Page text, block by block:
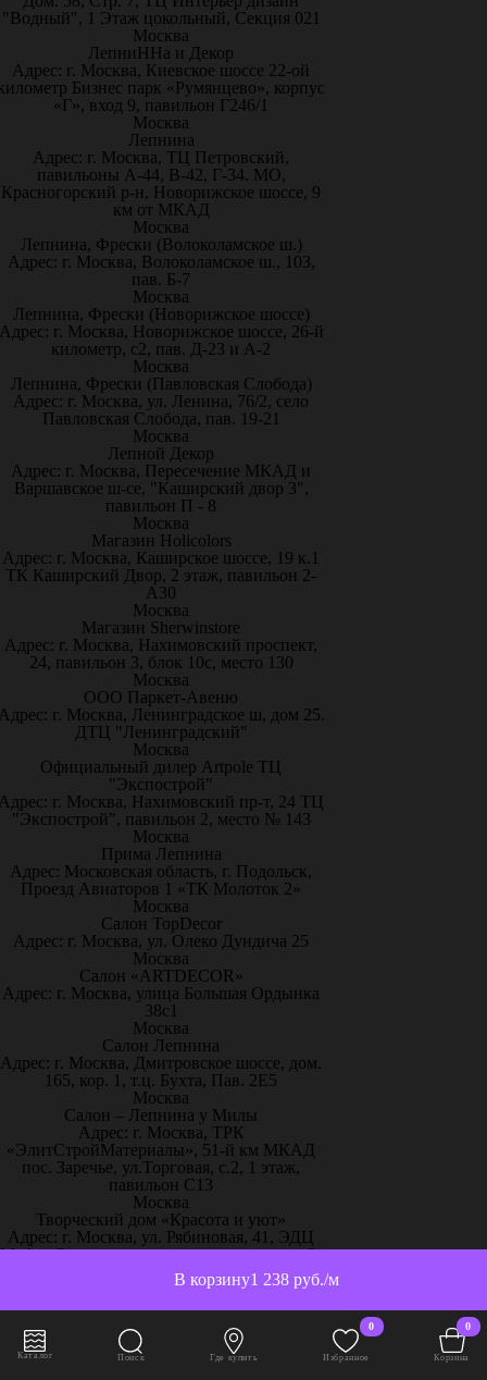
1 238 руб./м
В корзину
"Водный", 1 Этаж цокольный, Секция 021
Москва
ЛепниННа и Декор
Адрес: г. Москва, Киевское шоссе 22-ой
Бизнес парк «Румянцево», корпус
«Г», вход 9, павильон Г246/1
Москва
Лепнина
Адрес: г. Москва, ТЦ Петровский,
павильоны А-44, В-42, Г-34. МО,
Красногорский р-н, Новорижское шоссе, 9
км от МКАД
Москва
Лепнина, Фрески (Волоколамское ш.)
Адрес: г. Москва, Волоколамское ш., 103,
пав. Б-7
Москва
Лепнина, Фрески (Новорижское шоссе)
г. Москва, Новорижское шоссе, 26-й
километр, с2, пав. Д-23 и А-2
Москва
Лепнина, Фрески (Павловская Слобода)
Адрес: г. Москва, ул. Ленина, 76/2, село
Павловская Слобода, пав. 19-21
Москва
Лепной Декор
Адрес: г. Москва, Пересечение МКАД и
Варшавское ш-се, "Каширский двор 3",
павильон П - 8
Москва
Магазин Holicolors
Адрес: г. Москва, Каширское шоссе, 19 к.1
ТК Каширский Двор, 2 этаж, павильон 2-
А30
Москва
Магазин Sherwinstore
Адрес: г. Москва, Нахимовский проспект,
24, павильон 3, блок 10с, место 130
Москва
ООО Паркет-Авeню
г. Москва, Ленинградское ш, дом 25.
ДТЦ "Ленинградский"
Москва
Официальный дилер Artpole ТЦ
"Экспострой"
г. Москва, Нахимовский пр-т, 24 ТЦ
"Экспострой", павильон 2, место № 143
Москва
Прима Лепнина
Адрес: Московская область, г. Подольск,
Проезд Авиаторов 1 «ТК Молоток 2»
Москва
Салон TopDecor
Адрес: г. Москва, ул. Олеко Дундича 25
Москва
Салон «ARTDECOR»
Адрес: г. Москва, улица Большая Ордынка
38с1
Москва
Салон Лепнина
Адрес: г. Москва, Дмитровское шоссе, дом.
165, кор. 1, т.ц. Бухта, Пав. 2Е5
Москва
Салон – Лепнина у Милы
Адрес: г. Москва, ТРК
«ЭлитСтройМатериалы», 51-й км МКАД
пос. Заречье, ул.Торговая, с.2, 1 этаж,
павильон С13
Москва
Творческий дом «Красота и уют»
Адрес: г. Москва, ул. Рябиновая, 41, ЭДЦ
Madex (2 этаж прямо от эскалатора эксп. 2-
27, 2-28)
Москва
Центр Дизайна ITALICA
Адрес: г. Москва, ул. Старая Басманная, 20,
к. 1, подъезд 2А
Москва
Каталог Поиск Где купить
0
Избранное
0
Корзина